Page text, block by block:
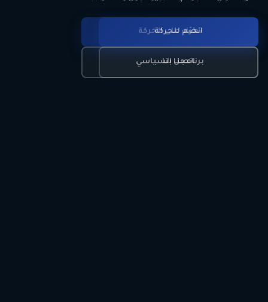
تعرّف على الحركة
برنامجنا السياسي
انضم للحركة
اتصل بنا